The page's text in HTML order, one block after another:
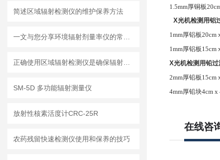
简述区域辐射检测仪的维护保养方法
SM-5D 多功能辐射测量仪
放射性核素活度计CRC-25R
农药残留快速检测仪使用和保养的技巧
1.5mm厚铜板
X光机检测用铝
1mm厚铝板20cm
1mm厚铝板15cm
X光机检测用铅过
2mm厚铅板15cm
4mm厚铅块4cm x
在线咨